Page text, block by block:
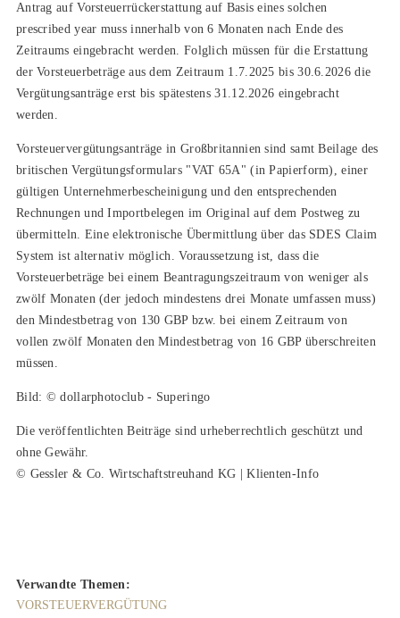
Antrag auf Vorsteuerrückerstattung auf Basis eines solchen
prescribed year muss innerhalb von 6 Monaten nach Ende des
Zeitraums eingebracht werden. Folglich müssen für die Erstattung
der Vorsteuerbeträge aus dem Zeitraum 1.7.2025 bis 30.6.2026 die
Vergütungsanträge erst bis spätestens 31.12.2026 eingebracht
werden.
Vorsteuervergütungsanträge in Großbritannien sind samt Beilage des
britischen Vergütungsformulars "VAT 65A" (in Papierform), einer
gültigen Unternehmerbescheinigung und den entsprechenden
Rechnungen und Importbelegen im Original auf dem Postweg zu
übermitteln. Eine elektronische Übermittlung über das SDES Claim
System ist alternativ möglich. Voraussetzung ist, dass die
Vorsteuerbeträge bei einem Beantragungszeitraum von weniger als
zwölf Monaten (der jedoch mindestens drei Monate umfassen muss)
den Mindestbetrag von 130 GBP bzw. bei einem Zeitraum von
vollen zwölf Monaten den Mindestbetrag von 16 GBP überschreiten
müssen.
Bild: © dollarphotoclub - Superingo
Die veröffentlichten Beiträge sind urheberrechtlich geschützt und
ohne Gewähr.
© Gessler & Co. Wirtschaftstreuhand KG | Klienten-Info
Verwandte Themen:
VORSTEUERVERGÜTUNG